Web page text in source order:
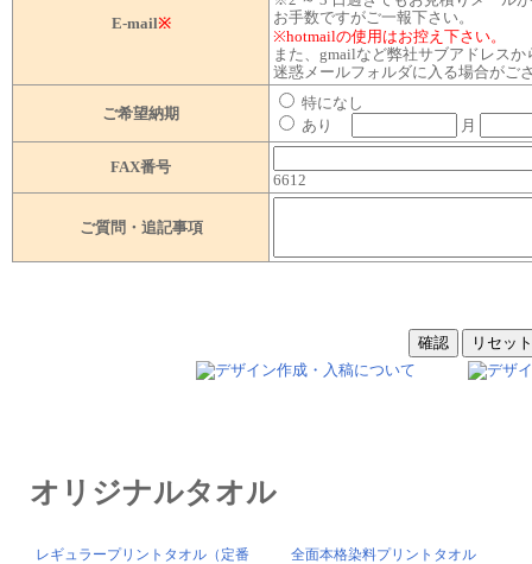
E-mail※
お手数ですがご一報下さい。
※hotmailの使用はお控え下さい。
また、gmailなど弊社サブアドレス
迷惑メールフォルダに入る場合がご
ご希望納期
特になし
あり
月
FAX番号
6612
ご質問・追記事項
オリジナルタオル
レギュラープリントタオル（定番
全面本格染料プリントタオル